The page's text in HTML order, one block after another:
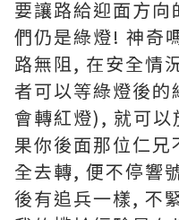
要讓路給迎面方
們仍是綠燈! 神奇
路無阻, 在安全情
者可以等綠燈後
會轉紅燈), 就可以
果你後面那位仁
全去轉, 便不停響
後有追兵一樣, 不